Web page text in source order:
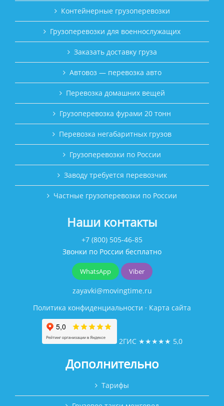
Контейнерные грузоперевозки
Грузоперевозки для военнослужащих
Заказать доставку груза
Автовоз — перевозка авто
Перевозка домашних вещей
Грузоперевозка фурами 20 тонн
Перевозка негабаритных грузов
Грузоперевозки по России
Заводу требуется перевозчик
Частные грузоперевозки по России
Наши контакты
+7 (800) 505-46-85
Звонки по России бесплатно
WhatsApp Viber
zayavki@movingtime.ru
Политика конфиденциальности · Карта сайта
2ГИС ★★★★★ 5,0
Дополнительно
Тарифы